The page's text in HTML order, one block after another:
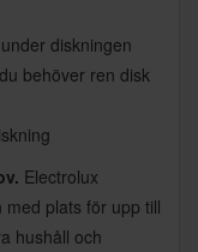
diskningen
behöver ren disk
Electrolux
med plats för upp till
hushåll och